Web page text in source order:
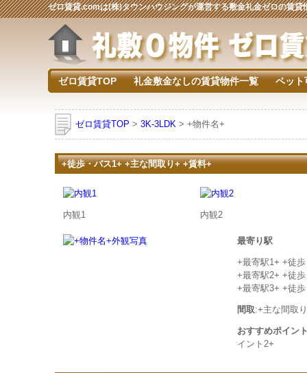
ゼロ賃貸.comは(株)タウンハウジングが運営する敷金礼金ゼロの賃貸
ゼロ賃貸TOP 礼金敷金なしの賃貸物件一覧 ペット
ゼロ賃貸TOP > 3K-3LDK > +物件名+
+徒歩・バス1+ +主な間取り+ +賃料+
内観1 内観2
最寄り駅
+最寄駅1+ +徒
+最寄駅2+ +徒
+最寄駅3+ +徒
間取:+主な間取
おすすめポイン
イント2+